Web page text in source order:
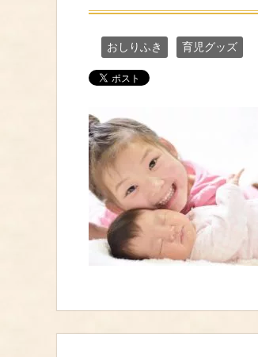
おしりふき 育児グッズ